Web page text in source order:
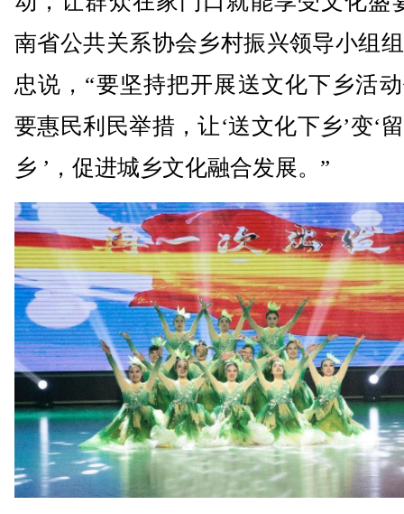
南省公共关系协会乡村振兴领导小组
忠说，“要坚持把开展送文化下乡活
要惠民利民举措，让‘送文化下乡’变‘
乡 ’，促进城乡文化融合发展。”